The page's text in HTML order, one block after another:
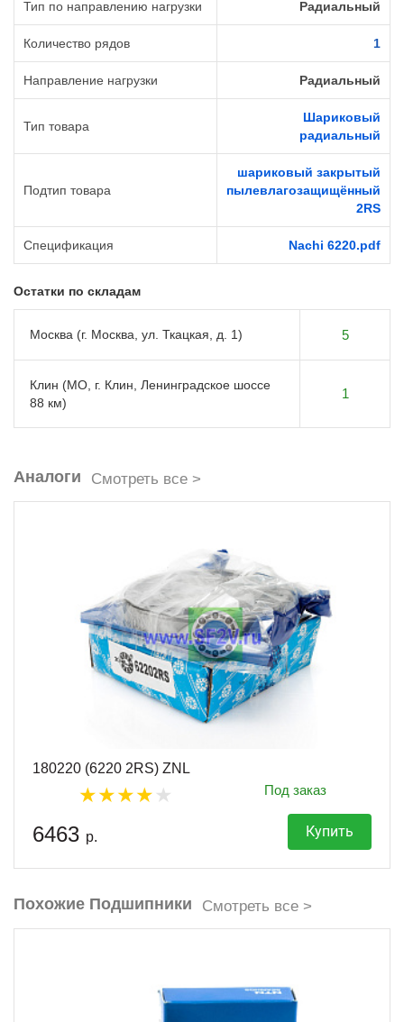
Тип по направлению нагрузки Радиальный
Количество рядов 1
Направление нагрузки Радиальный
Тип товара
Шариковый
радиальный
Подтип товара
шариковый закрытый
пылевлагозащищённый
2RS
Спецификация Nachi 6220.pdf
Остатки по складам
Москва (г. Москва, ул. Ткацкая, д. 1) 5
Клин (МО, г. Клин, Ленинградское шоссе
88 км)
1
Аналоги Смотреть все >
180220 (6220 2RS) ZNL
Под заказ
6463 р. Купить
Похожие Подшипники Смотреть все >